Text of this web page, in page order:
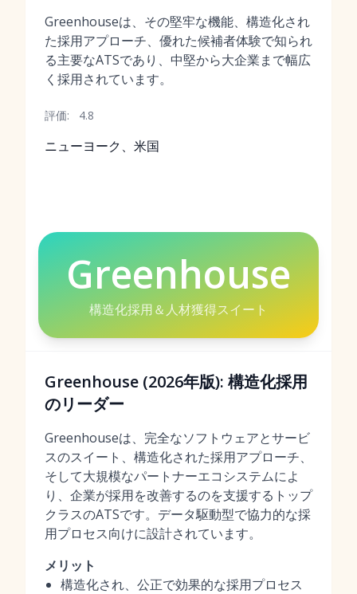
Greenhouseは、その堅牢な機能、構造化され
た採用アプローチ、優れた候補者体験で知られ
る主要なATSであり、中堅から大企業まで幅広
く採用されています。
評価: 4.8
ニューヨーク、米国
Greenhouse
構造化採用＆人材獲得スイート
Greenhouse (2026年版): 構造化採用
のリーダー
Greenhouseは、完全なソフトウェアとサービ
スのスイート、構造化された採用アプローチ、
そして大規模なパートナーエコシステムによ
り、企業が採用を改善するのを支援するトップ
クラスのATSです。データ駆動型で協力的な採
用プロセス向けに設計されています。
メリット
構造化され、公正で効果的な採用プロセス